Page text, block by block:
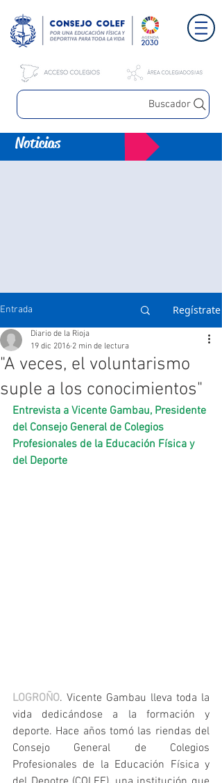
Buscador
Noticias
Entrada Regístrate
"A veces, el voluntarismo
suple a los conocimientos"
Diario de la Rioja
19 dic 2016 2 min de lectura
Entrevista a Vicente Gambau, Presidente
del Consejo General de Colegios
Profesionales de la Educación Física y
del Deporte
LOGROÑO. Vicente Gambau lleva toda la
vida dedicándose a la formación y
deporte. Hace años tomó las riendas del
Consejo General de Colegios
Profesionales de la Educación Física y